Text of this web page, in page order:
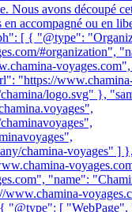
Nous avons découpé
en accompagné ou en
[ { "@type":
#organization",
"https://
chamina/logo.svg" },
chamina-voyages" ]
"name":
[